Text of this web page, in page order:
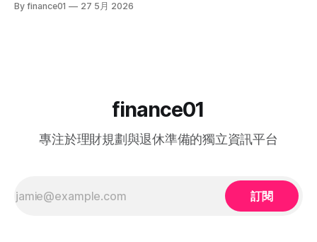
少？ * 基本生活（食、住、交通）＋醫療保健＋娛樂旅遊。 3.
再就業津貼，到專門的長者兼職平台和招聘網站專頁，都為
平台整理了政府計劃與市場職位，協助退休人士了解再就業機
包括： * 行政文職、資料整理、簡單客戶服務； * 校園或社區
By finance01 27 5月 2026
finance01
專注於理財規劃與退休準備的獨立資訊平台
訂閱